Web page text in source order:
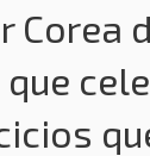
Corea